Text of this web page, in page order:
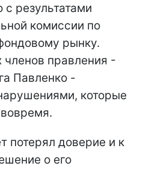
с результатами
комиссии по
рынку.
членов правления -
Павленко -
которые
потерял доверие и к
о его